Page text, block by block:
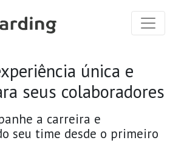
única e
seus colaboradores
a carreira e
seu time desde o primeiro